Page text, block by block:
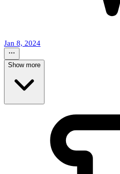
Jan 8, 2024
Show more